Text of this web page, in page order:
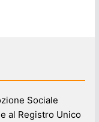
Sociale
al Registro Unico